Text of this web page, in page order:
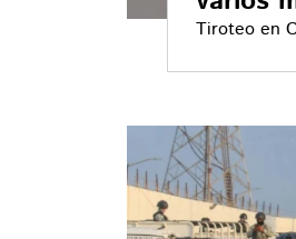
Tiroteo en